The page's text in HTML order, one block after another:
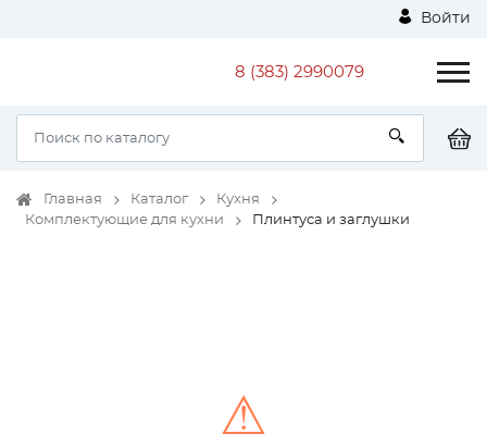
Войти
8 (383) 2990079
Главная Каталог
Кухня
Комплектующие для кухни
Плинтуса и заглушки
⚠